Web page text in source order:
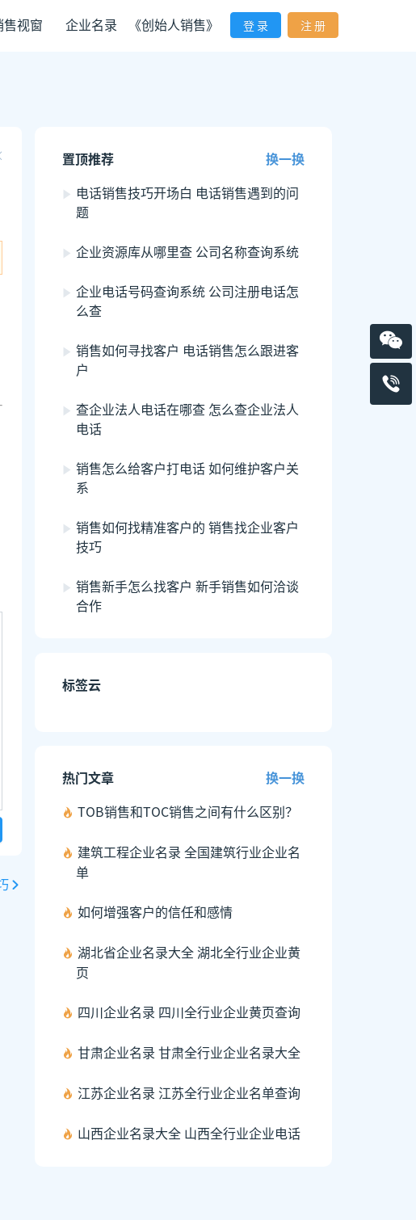
售视窗 企业名录 《创始人销售》 登 录 注 册
置顶推荐
换一换
电话销售技巧开场白 电话销售遇到的问
题
企业资源库从哪里查 公司名称查询系统
企业电话号码查询系统 公司注册电话怎
么查
销售如何寻找客户 电话销售怎么跟进客
户
查企业法人电话在哪查 怎么查企业法人
电话
销售怎么给客户打电话 如何维护客户关
系
销售如何找精准客户的 销售找企业客户
技巧
销售新手怎么找客户 新手销售如何洽谈
合作
标签云
热门文章
换一换
TOB销售和TOC销售之间有什么区别？
建筑工程企业名录 全国建筑行业企业名
单
如何增强客户的信任和感情
湖北省企业名录大全 湖北全行业企业黄
页
四川企业名录 四川全行业企业黄页查询
甘肃企业名录 甘肃全行业企业名录大全
江苏企业名录 江苏全行业企业名单查询
山西企业名录大全 山西全行业企业电话